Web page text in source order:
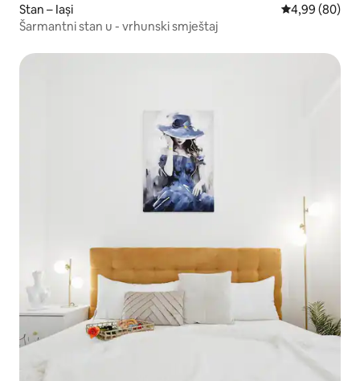
Stan – Iași Prosječna
4,99 (80)
Šarmantni stan u - vrhunski smještaj